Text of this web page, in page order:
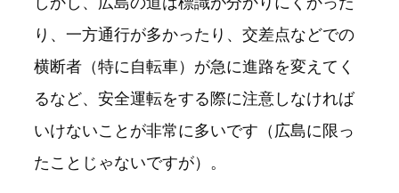
り、一方通行が多かったり、交差点などでの
横断者（特に自転車）が急に進路を変えてく
るなど、安全運転をする際に注意しなければ
いけないことが非常に多いです（広島に限っ
たことじゃないですが）。